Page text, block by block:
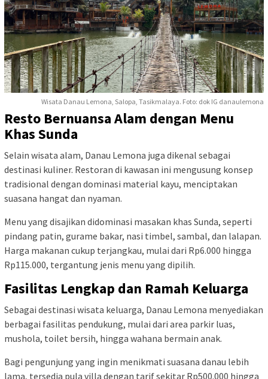
Wisata Danau Lemona, Salopa, Tasikmalaya. Foto: dok IG danaulemona
Resto Bernuansa Alam dengan Menu
Khas Sunda
Selain wisata alam, Danau Lemona juga dikenal sebagai
destinasi kuliner. Restoran di kawasan ini mengusung konsep
tradisional dengan dominasi material kayu, menciptakan
suasana hangat dan nyaman.
Menu yang disajikan didominasi masakan khas Sunda, seperti
pindang patin, gurame bakar, nasi timbel, sambal, dan lalapan.
Harga makanan cukup terjangkau, mulai dari Rp6.000 hingga
Rp115.000, tergantung jenis menu yang dipilih.
Fasilitas Lengkap dan Ramah Keluarga
Sebagai destinasi wisata keluarga, Danau Lemona menyediakan
berbagai fasilitas pendukung, mulai dari area parkir luas,
mushola, toilet bersih, hingga wahana bermain anak.
Bagi pengunjung yang ingin menikmati suasana danau lebih
lama, tersedia pula villa dengan tarif sekitar Rp500.000 hingga